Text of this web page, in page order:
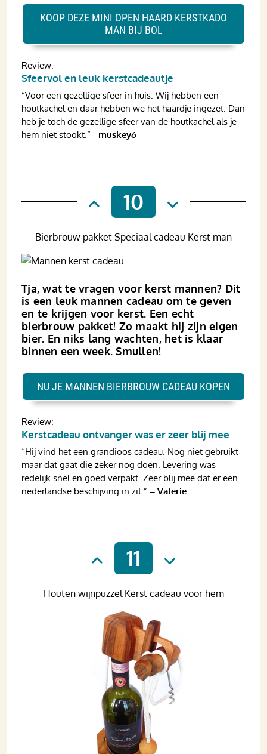
Review:
Sfeervol en leuk kerstcadeautje
“Voor een gezellige sfeer in huis. Wij hebben een
houtkachel en daar hebben we het haardje ingezet. Dan
heb je toch de gezellige sfeer van de houtkachel als je
hem niet stookt.” –muskey6
KOOP DEZE MINI OPEN HAARD KERSTKADO
MAN BIJ BOL
10
Tja, wat te vragen voor kerst mannen? Dit
is een leuk mannen cadeau om te geven
en te krijgen voor kerst. Een echt
bierbrouw pakket! Zo maakt hij zijn eigen
bier. En niks lang wachten, het is klaar
binnen een week. Smullen!
Bierbrouw pakket Speciaal cadeau Kerst man
Review:
Kerstcadeau ontvanger was er zeer blij mee
“Hij vind het een grandioos cadeau. Nog niet gebruikt
maar dat gaat die zeker nog doen. Levering was
redelijk snel en goed verpakt. Zeer blij mee dat er een
nederlandse beschijving in zit.” – Valerie
NU JE MANNEN BIERBROUW CADEAU KOPEN
11
Houten wijnpuzzel Kerst cadeau voor hem